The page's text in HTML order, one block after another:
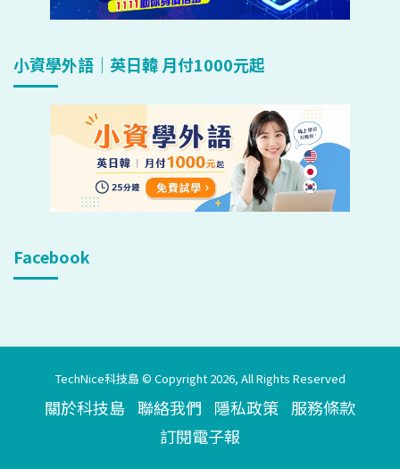
小資學外語｜英日韓 月付1000元起
Facebook
TechNice科技島 © Copyright 2026, All Rights Reserved
關於科技島 聯絡我們 隱私政策 服務條款
訂閱電子報